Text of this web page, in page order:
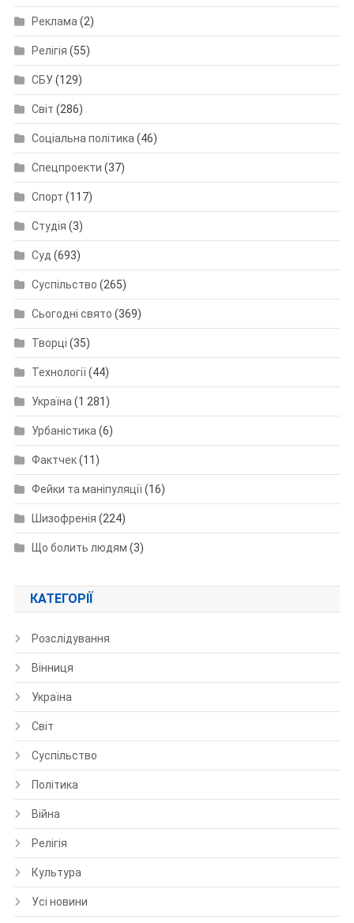
Реклама (2)
Релігія (55)
СБУ(129)
Світ (286)
Соціальна політика (46)
Спецпроекти (37)
Спорт (117)
Студія (3)
Суд (693)
Суспільство (265)
Сьогодні свято (369)
Творці (35)
Технології(44)
Україна (1 281)
Урбаністика (6)
Фактчек(11)
Фейки та маніпуляції(16)
Шизофренія (224)
Що болить людям (3)
КАТЕГОРІЇ
Розслідування
Вінниця
Україна
Світ
Суспільство
Політика
Війна
Релігія
Культура
Усі новини